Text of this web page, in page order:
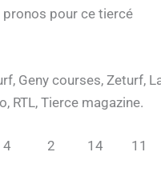
pour ce tiercé
Geny courses, Zeturf,
RTL, Tierce magazine.
4 2 14 11